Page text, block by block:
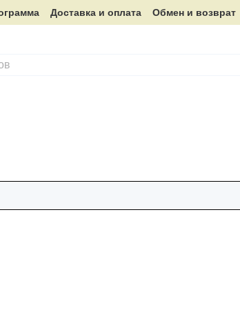
Доставка и оплата Обмен и возврат